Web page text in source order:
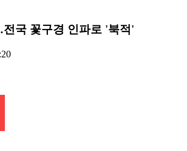
국 꽃구경 인파로 '북적'